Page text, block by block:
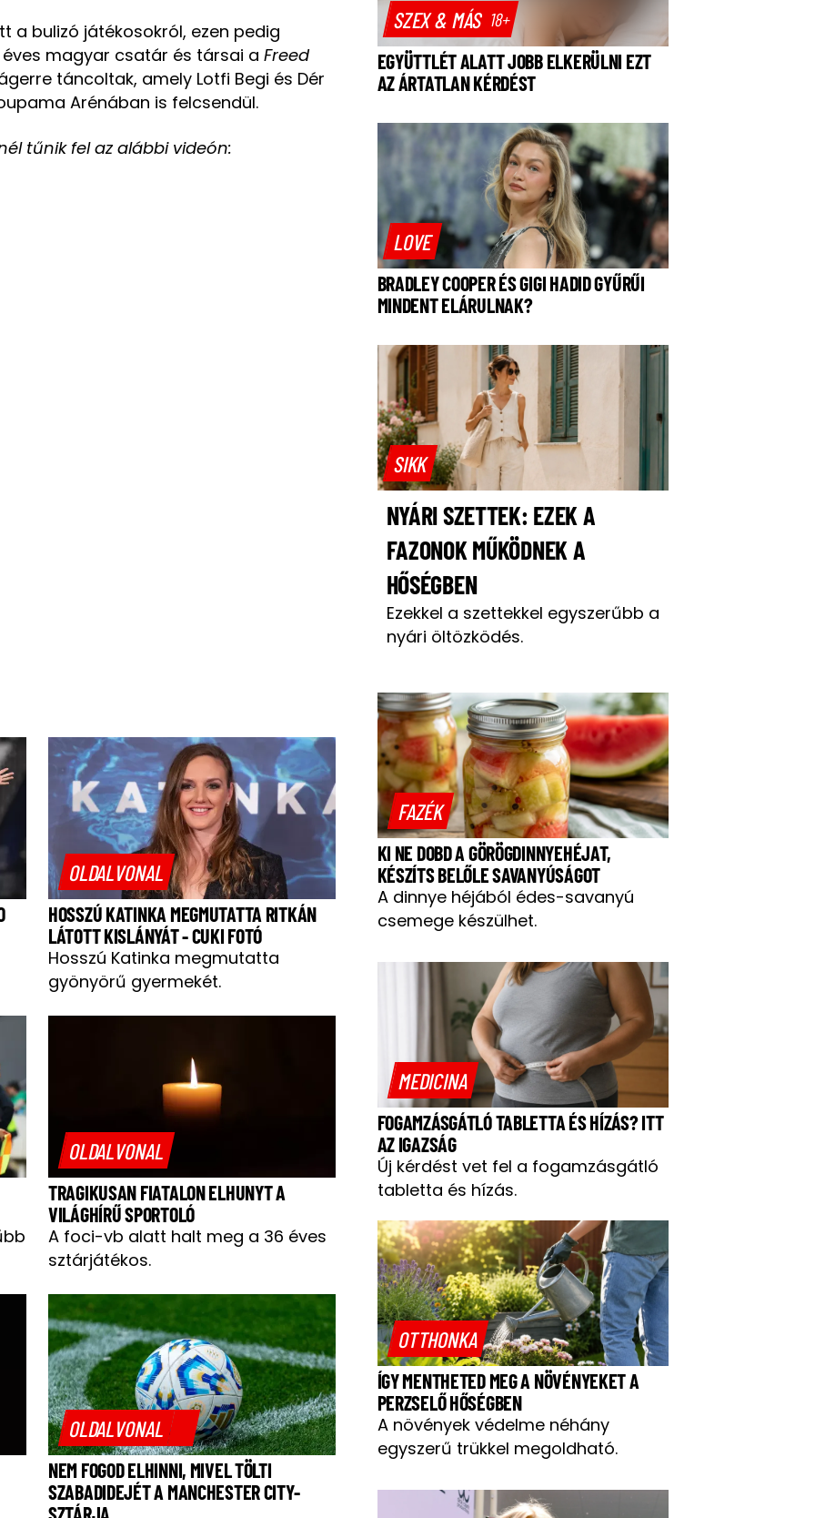
a bulizó játékosokról, ezen pedig
éves magyar csatár és társai a Freed
táncoltak, amely Lotfi Begi és Dér
Arénában is felcsendül.
tűnik fel az alábbi videón:
OLDALVONAL
HOSSZÚ KATINKA MEGMUTATTA RITKÁN
LÁTOTT KISLÁNYÁT - CUKI FOTÓ
Hosszú Katinka megmutatta
gyönyörű gyermekét.
OLDALVONAL
TRAGIKUSAN FIATALON ELHUNYT A
VILÁGHÍRŰ SPORTOLÓ
A foci-vb alatt halt meg a 36 éves
sztárjátékos.
OLDALVONAL
NEM FOGOD ELHINNI, MIVEL TÖLTI
SZABADIDEJÉT A MANCHESTER CITY-
SZEX & MÁS 18+
EGYÜTTLÉT ALATT JOBB ELKERÜLNI EZT
AZ ÁRTATLAN KÉRDÉST
LOVE
BRADLEY COOPER ÉS GIGI HADID GYŰRŰI
MINDENT ELÁRULNAK?
SIKK
NYÁRI SZETTEK: EZEK A
FAZONOK MŰKÖDNEK A
HŐSÉGBEN
Ezekkel a szettekkel egyszerűbb a
nyári öltözködés.
FAZÉK
KI NE DOBD A GÖRÖGDINNYEHÉJAT,
KÉSZÍTS BELŐLE SAVANYÚSÁGOT
A dinnye héjából édes-savanyú
csemege készülhet.
MEDICINA
FOGAMZÁSGÁTLÓ TABLETTA ÉS HÍZÁS? ITT
AZ IGAZSÁG
Új kérdést vet fel a fogamzásgátló
tabletta és hízás.
OTTHONKA
ÍGY MENTHETED MEG A NÖVÉNYEKET A
PERZSELŐ HŐSÉGBEN
A növények védelme néhány
egyszerű trükkel megoldható.